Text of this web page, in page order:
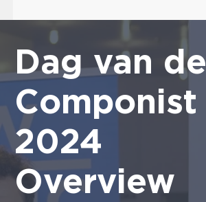
Dag van de
Componist
2024
Overview